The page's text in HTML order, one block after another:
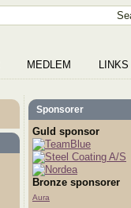
MEDLEM LINKS
Sponsorer
Guld sponsor
Bronze sponsorer
Aura